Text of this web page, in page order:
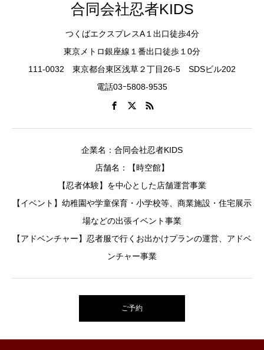
合同会社忍者KIDS
つくばエクスプレスA１出口徒歩4分
東京メトロ銀座線１番出口徒歩１0分
111-0032 東京都台東区浅草２丁目26-5 SDSビル202
電話03ｰ5808-9535
企業名：合同会社忍者KIDS
店舗名：【時空館】
【忍者体験】を中心とした店舗運営事業
【イベント】幼稚園や学童保育・小学校等、商業施設・住宅展示
場などの出張イベント事業
【アドベンチャー】忍者服で行くお出かけプランの運営、アドベ
ンチャー事業
ご予約